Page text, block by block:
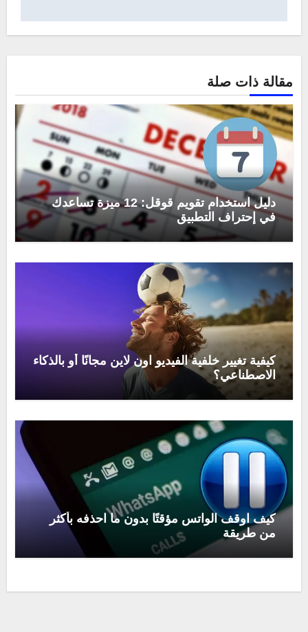
مقالة ذات صلة
دليل استخدام تقويم قوقل: 12 ميزة تساعدك
في إحتراف التطبيق
كيفية تغيير خلفية الفيديو اون لاين مجانًا أو بالذكاء
الاصطناعي؟
كيف اوقف الواتس مؤقتًا بدون ما احذفه بأكثر
من طريقة